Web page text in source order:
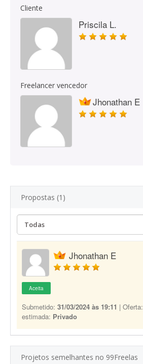
Cliente
Priscila L.
Freelancer vencedor
Jhonathan E
Propostas (1)
Jhonathan E
Aceita
Submetido: 31/03/2024 às 19:11 | Oferta:
estimada: Privado
Projetos semelhantes no 99Freelas